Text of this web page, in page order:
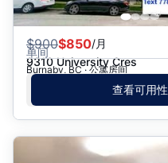
$900$850/月
单间
9310 University Cres
Burnaby, BC · 公寓房间
查看可用性